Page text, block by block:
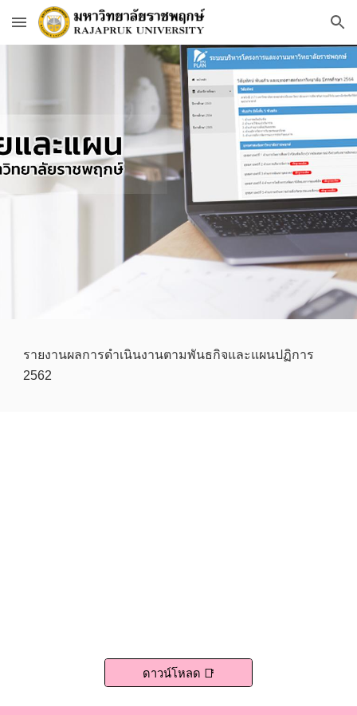
Skip to main content Skip to navigation
รายงานผลการดำเนินงานตามพันธกิจและแผนปฏิการ
2562
ดาวน์โหลด 📑